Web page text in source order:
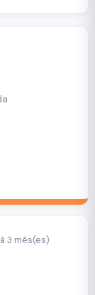
3 mês(es)